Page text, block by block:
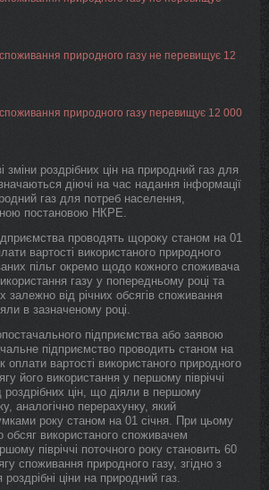
природного газу не перевищує 12
природного газу перевищує 12 000
зміни роздрібних цін на природний газ для
діючі на час надання інформації
газ для потреб населення,
постановою НКРЕ.
проводять щороку станом на 01
вартості використаного природного
пільг окремо щодо кожного споживача
газу у попередньому році та
залежно від річних обсягів споживання
в зазначеному році.
підприємства або заявою
підприємство проводить станом на
оплати вартості використаного природного
його використання у першому півріччі
роздрібних цін, що діяли в першому
аналогічно перерахунку, який
року станом на 01 січня. При цьому
обсяг використаного споживачем
півріччі поточного року становить 60
споживання природного газу, згідно з
ціни на природний газ.